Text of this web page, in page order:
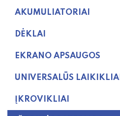
AKUMULIATORIAI
DĖKLAI
EKRANO APSAUGOS
UNIVERSALŪS LAIKIKLIAI
ĮKROVIKLIAI